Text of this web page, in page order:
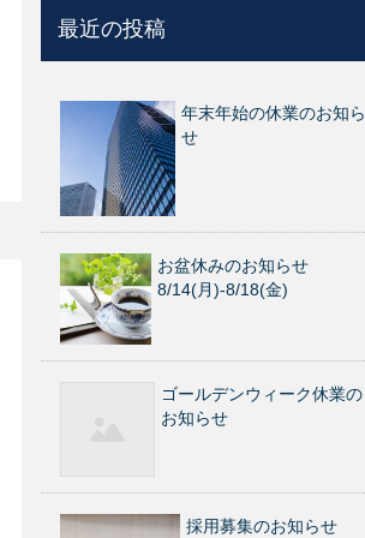
最近の投稿
年末年始の休業のお知ら
せ
お盆休みのお知らせ
8/14(月)-8/18(金)
ゴールデンウィーク休業の
お知らせ
採用募集のお知らせ